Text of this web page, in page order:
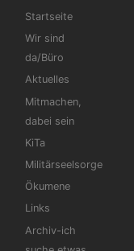
Hauptnavigation
Startseite
Wir sind
da/Büro
Aktuelles
Mitmachen,
dabei sein
KiTa
Militärseelsorge
Ökumene
Links
Archiv-ich